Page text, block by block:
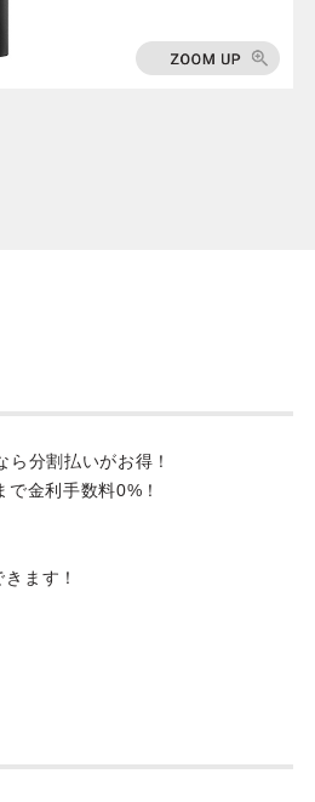
分割払いがお得！
金利手数料0%！
ます！